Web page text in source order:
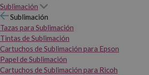
Sublimación
Sublimación
Tazas para Sublimación
Tintas de Sublimación
Cartuchos de Sublimación para Epson
Papel de Sublimación
Cartuchos de Sublimación para Ricoh